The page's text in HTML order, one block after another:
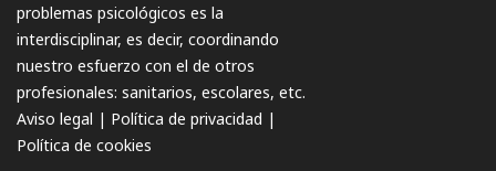
problemas psicológicos es la
interdisciplinar, es decir, coordinando
nuestro esfuerzo con el de otros
profesionales: sanitarios, escolares, etc.
Aviso legal | Política de privacidad |
Política de cookies